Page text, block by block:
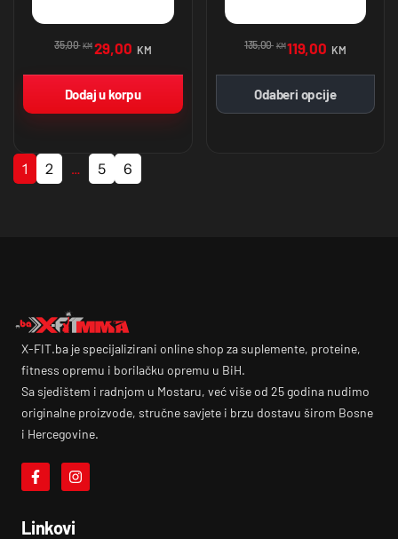
35,00 KM 29,00 KM
Dodaj u korpu
135,00 KM119,00 KM
Odaberi opcije
1 2 … 5 6
X-FIT.ba je specijalizirani online shop za suplemente, proteine,
fitness opremu i borilačku opremu u BiH.
Sa sjedištem i radnjom u Mostaru, već više od 25 godina nudimo
originalne proizvode, stručne savjete i brzu dostavu širom Bosne
i Hercegovine.
Linkovi